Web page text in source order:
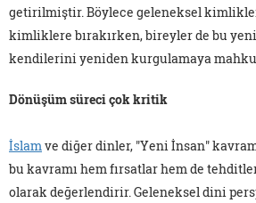
getirilmiştir. Böylece geleneksel
kimliklere bırakırken, bireyler de bu
kendilerini yeniden kurgulamaya
Dönüşüm süreci çok kritik
İslam ve diğer dinler, "Yeni İnsan"
bu kavramı hem fırsatlar hem de
olarak değerlendirir. Geleneksel dini